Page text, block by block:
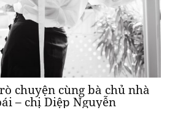
chuyện cùng bà chủ nhà
– chị Diệp Nguyễn